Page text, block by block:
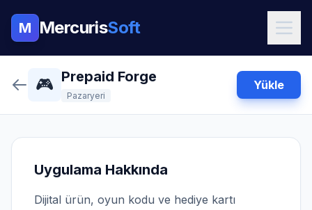
M MercurisSoft
🎮 Prepaid Forge
Pazaryeri
Yükle
Uygulama Hakkında
Dijital ürün, oyun kodu ve hediye kartı